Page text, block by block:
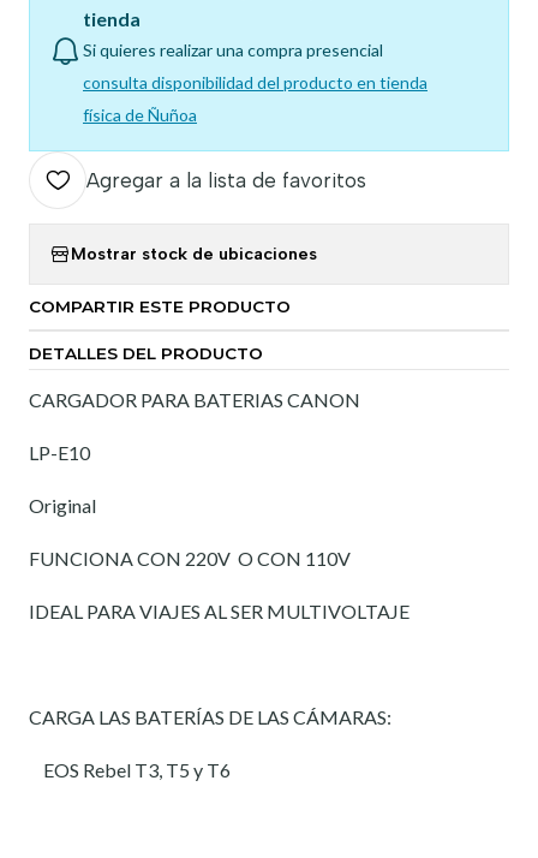
tienda
Si quieres realizar una compra presencial
consulta disponibilidad del producto en tienda
física de Ñuñoa
Agregar a la lista de favoritos
Mostrar stock de ubicaciones
COMPARTIR ESTE PRODUCTO
DETALLES DEL PRODUCTO
CARGADOR PARA BATERIAS CANON
LP-E10
Original
FUNCIONA CON 220V O CON 110V
IDEAL PARA VIAJES AL SER MULTIVOLTAJE
CARGA LAS BATERÍAS DE LAS CÁMARAS:
EOS Rebel T3, T5 y T6